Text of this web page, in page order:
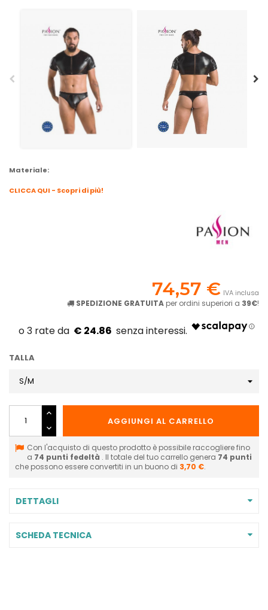
Materiale:
CLICCA QUI - Scopri di più!
74,57 € IVA inclusa
SPEDIZIONE GRATUITA per ordini superiori a 39€!
€ 24.86
TALLA
AGGIUNGI AL CARRELLO
Con l'acquisto di questo prodotto è possibile raccogliere fino
a 74 punti fedeltà . Il totale del tuo carrello genera 74 punti
che possono essere convertiti in un buono di 3,70 €.
DETTAGLI
SCHEDA TECNICA